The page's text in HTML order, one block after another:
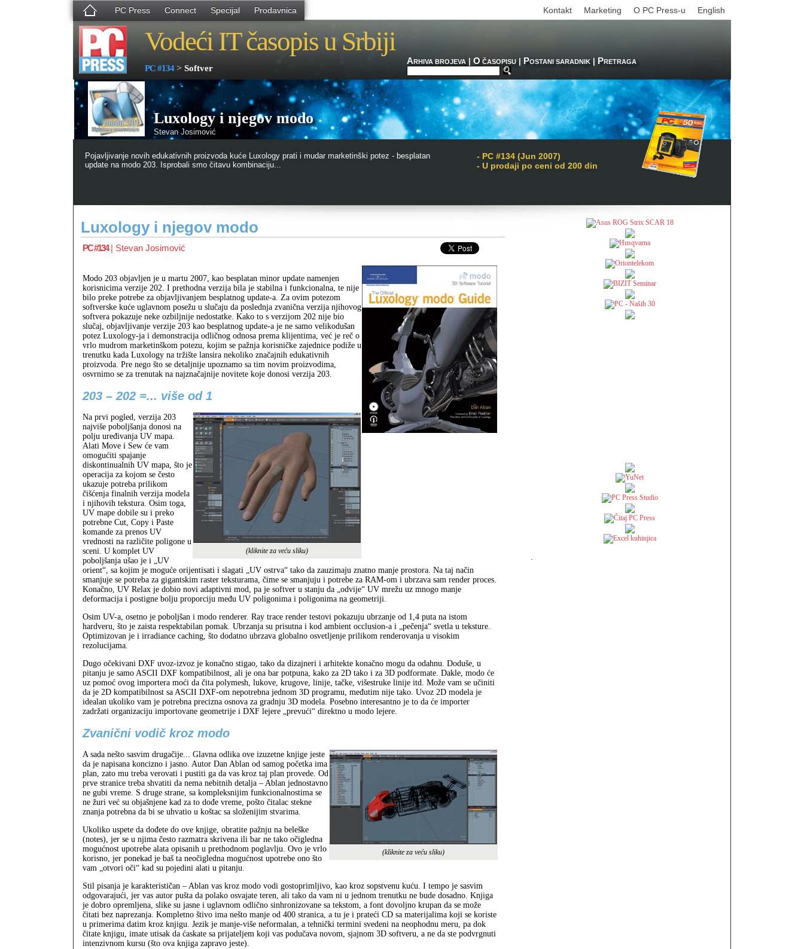
PC Press Connect Specijal Prodavnica English
O PC Press-u
Marketing
Kontakt
Vodeći IT časopis u Srbiji
PC #134> Softver
ARHIVA BROJEVA| O ČASOPISU| POSTANI SARADNIK| PRETRAGA
Luxology i njegov modo
Stevan Josimović
Pojavljivanje novih edukativnih proizvoda kuće Luxology prati i mudar marketinški potez - besplatan
update na modo 203. Isprobali smo čitavu kombinaciju...
- PC #134 (Jun 2007)
- U prodaji po ceni od 200 din
Luxology i njegov modo
PC #134| Stevan Josimović
Modo 203 objavljen je u martu 2007, kao besplatan minor update namenjen
korisnicima verzije 202. I prethodna verzija bila je stabilna i funkcionalna, te nije
bilo preke potrebe za objavljivanjem besplatnog update-a. Za ovim potezom
softverske kuće uglavnom posežu u slučaju da poslednja zvanična verzija njihovog
softvera pokazuje neke ozbiljnije nedostatke. Kako to s verzijom 202 nije bio
slučaj, objavljivanje verzije 203 kao besplatnog update-a je ne samo velikodušan
potez Luxology-ja i demonstracija odličnog odnosa prema klijentima, već je reč o
vrlo mudrom marketinškom potezu, kojim se pažnja korisničke zajednice podiže u
trenutku kada Luxology na tržište lansira nekoliko značajnih edukativnih
proizvoda. Pre nego što se detaljnije upoznamo sa tim novim proizvodima,
osvrnimo se za trenutak na najznačajnije novitete koje donosi verzija 203.
203 – 202 =... više od 1
(kliknite za veću sliku)
Na prvi pogled, verzija 203
najviše poboljšanja donosi na
polju uređivanja UV mapa.
Alati Move i Sew će vam
omogućiti spajanje
diskontinualnih UV mapa, što je
operacija za kojom se često
ukazuje potreba prilikom
čišćenja finalnih verzija modela
i njihovih tekstura. Osim toga,
UV mape dobile su i preko
potrebne Cut, Copy i Paste
komande za prenos UV
vrednosti na različite poligone u
sceni. U komplet UV
poboljšanja ušao je i „UV
orient“, sa kojim je moguće orijentisati i slagati „UV ostrva“ tako da zauzimaju znatno manje prostora. Na taj način
smanjuje se potreba za gigantskim raster teksturama, čime se smanjuju i potrebe za RAM-om i ubrzava sam render proces.
Konačno, UV Relax je dobio novi adaptivni mod, pa je softver u stanju da „odvije“ UV mrežu uz mnogo manje
deformacija i postigne bolju proporciju među UV poligonima i poligonima na geometriji.
Osim UV-a, osetno je poboljšan i modo renderer. Ray trace render testovi pokazuju ubrzanje od 1,4 puta na istom
hardveru, što je zaista respektabilan pomak. Ubrzanja su prisutna i kod ambient occlusion-a i „pečenja“ svetla u teksture.
Optimizovan je i irradiance caching, što dodatno ubrzava globalno osvetljenje prilikom renderovanja u visokim
rezolucijama.
Dugo očekivani DXF uvoz-izvoz je konačno stigao, tako da dizajneri i arhitekte konačno mogu da odahnu. Doduše, u
pitanju je samo ASCII DXF kompatibilnost, ali je ona bar potpuna, kako za 2D tako i za 3D podformate. Dakle, modo će
uz pomoć ovog importera moći da čita polymesh, lukove, krugove, linije, tačke, višestruke linije itd. Može vam se učiniti
da je 2D kompatibilnost sa ASCII DXF-om nepotrebna jednom 3D programu, međutim nije tako. Uvoz 2D modela je
idealan ukoliko vam je potrebna precizna osnova za gradnju 3D modela. Posebno interesantno je to da će importer
zadržati organizaciju importovane geometrije i DXF lejere „prevući“ direktno u modo lejere.
Zvanični vodič kroz modo
(kliknite za veću sliku)
A sada nešto sasvim drugačije... Glavna odlika ove izuzetne knjige jeste
da je napisana koncizno i jasno. Autor Dan Ablan od samog početka ima
plan, zato mu treba verovati i pustiti ga da vas kroz taj plan provede. Od
prve stranice treba shvatiti da nema nebitnih detalja – Ablan jednostavno
ne gubi vreme. S druge strane, sa kompleksnijim funkcionalnostima se
ne žuri već su objašnjene kad za to dođe vreme, pošto čitalac stekne
znanja potrebna da bi se uhvatio u koštac sa složenijim stvarima.
Ukoliko uspete da dođete do ove knjige, obratite pažnju na beleške
(notes), jer se u njima često razmatra skrivena ili bar ne tako očigledna
mogućnost upotrebe alata opisanih u prethodnom poglavlju. Ovo je vrlo
korisno, jer ponekad je baš ta neočigledna mogućnost upotrebe ono što
vam „otvori oči“ kad su pojedini alati u pitanju.
Stil pisanja je karakterističan – Ablan vas kroz modo vodi gostoprimljivo, kao kroz sopstvenu kuću. I tempo je sasvim
odgovarajući, jer vas autor pušta da polako osvajate teren, ali tako da vam ni u jednom trenutku ne bude dosadno. Knjiga
je dobro opremljena, slike su jasne i uglavnom odlično sinhronizovane sa tekstom, a font dovoljno krupan da se može
čitati bez naprezanja. Kompletno štivo ima nešto manje od 400 stranica, a tu je i prateći CD sa materijalima koji se koriste
u primerima datim kroz knjigu. Jezik je manje-više neformalan, a tehnički termini svedeni na neophodnu meru, pa dok
čitate knjigu, imate utisak da ćaskate sa prijateljem koji vas podučava novom, sjajnom 3D softveru, a ne da ste podvrgnuti
intenzivnom kursu (što ova knjiga zapravo jeste).
.